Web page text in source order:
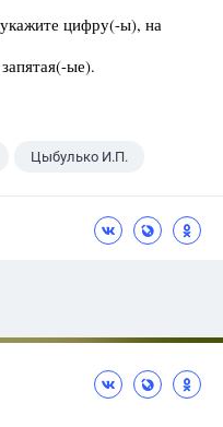
укажите цифру(-ы), на
ые).
Цыбулько И.П.